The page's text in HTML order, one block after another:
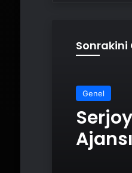
Sonrakini
Genel
Serjoy : Dijital Medya